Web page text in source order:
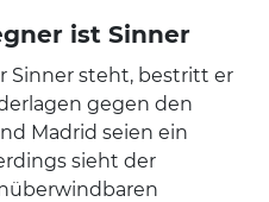
ist Sinner
Sinner steht, bestritt er
gegen den
Madrid seien ein
sieht der